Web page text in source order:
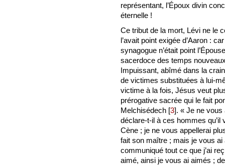
représentant, l’Époux divin
éternelle !
Ce tribut de la mort, Lévi ne le
l’avait point exigée d’Aaron :
synagogue n’était point l’Épouse
sacerdoce des temps
Impuissant, abîmé dans la
de victimes substituées à lui-
victime à la fois, Jésus veut
prérogative sacrée qui le fait
Melchisédech [3]. « Je ne
déclare-t-il à ces hommes qu’il
Cène ; je ne vous appellerai
fait son maître ; mais je vous
communiqué tout ce que j’ai
aimé, ainsi je vous ai aimés ;